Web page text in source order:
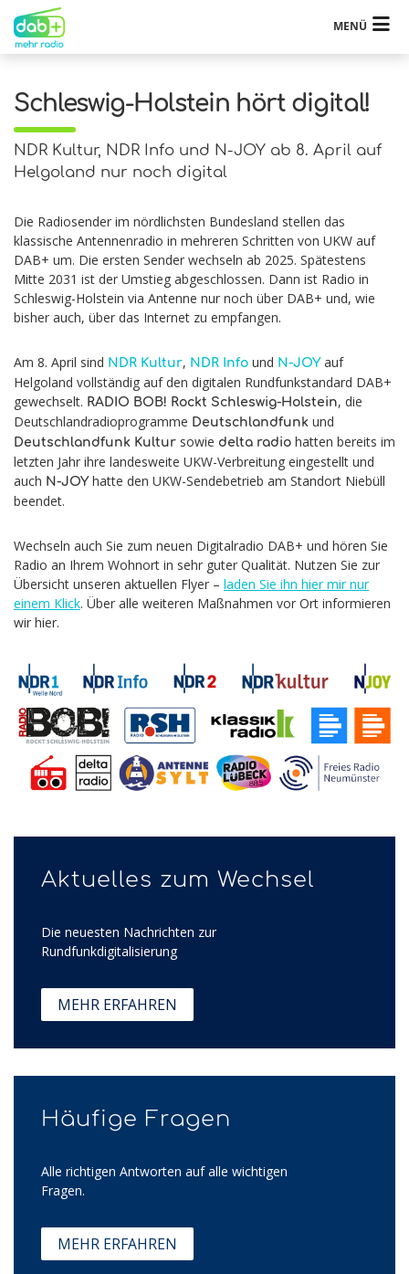
MENÜ
Schleswig-Holstein hört digital!
NDR Kultur, NDR Info und N-JOY ab 8. April auf
Helgoland nur noch digital
Die Radiosender im nördlichsten Bundesland stellen das
klassische Antennenradio in mehreren Schritten von UKW auf
DAB+ um. Die ersten Sender wechseln ab 2025. Spätestens
Mitte 2031 ist der Umstieg abgeschlossen. Dann ist Radio in
Schleswig-Holstein via Antenne nur noch über DAB+ und, wie
bisher auch, über das Internet zu empfangen.
Am 8. April sind NDR Kultur, NDR Info und N-JOYauf
Helgoland vollständig auf den digitalen Rundfunkstandard DAB+
gewechselt. RADIO BOB! Rockt Schleswig-Holstein, die
Deutschlandradioprogramme Deutschlandfunk und
Deutschlandfunk Kultur sowie delta radio hatten bereits im
letzten Jahr ihre landesweite UKW-Verbreitung eingestellt und
auch N-JOYhatte den UKW-Sendebetrieb am Standort Niebüll
beendet.
Wechseln auch Sie zum neuen Digitalradio DAB+ und hören Sie
Radio an Ihrem Wohnort in sehr guter Qualität. Nutzen Sie zur
Übersicht unseren aktuellen Flyer – laden Sie ihn hier mir nur
einem Klick. Über alle weiteren Maßnahmen vor Ort informieren
wir hier.
Aktuelles zum Wechsel
Die neuesten Nachrichten zur
Rundfunkdigitalisierung
MEHR ERFAHREN
Häufige Fragen
Alle richtigen Antworten auf alle wichtigen
Fragen.
MEHR ERFAHREN